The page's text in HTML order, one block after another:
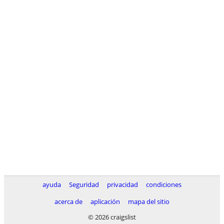
ayuda Seguridad privacidad
condiciones
acerca de
aplicación
mapa del sitio
© 2026 craigslist